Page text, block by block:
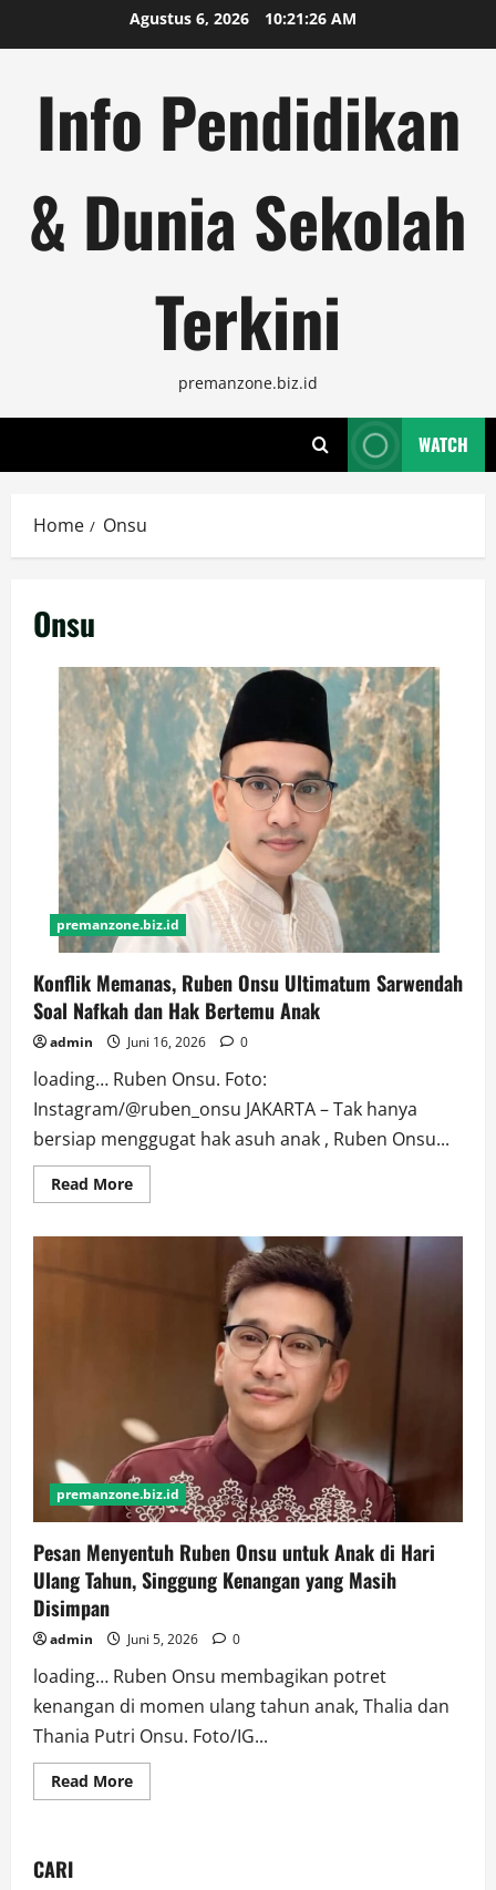
to
Agustus 6, 2026 10:21:27 AM
Info Pendidikan
& Dunia Sekolah
Terkini
premanzone.biz.id
WATCH
Home Onsu
Onsu
premanzone.biz.id
Konflik Memanas, Ruben Onsu Ultimatum Sarwendah
Soal Nafkah dan Hak Bertemu Anak
admin Juni 16, 2026 0
loading… Ruben Onsu. Foto:
Instagram/@ruben_onsu JAKARTA – Tak hanya
bersiap menggugat hak asuh anak , Ruben Onsu...
Read MoreRead
more
premanzone.biz.id
Pesan Menyentuh Ruben Onsu untuk Anak di Hari
Ulang Tahun, Singgung Kenangan yang Masih
Disimpan
admin Juni 5, 2026 0
loading… Ruben Onsu membagikan potret
kenangan di momen ulang tahun anak, Thalia dan
Thania Putri Onsu. Foto/IG...
Read MoreRead
more
CARI